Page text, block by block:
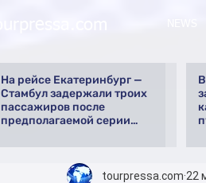
На рейсе Екатеринбург —
Стамбул задержали троих
пассажиров после
предполагаемой серии
tourpressa.com 22